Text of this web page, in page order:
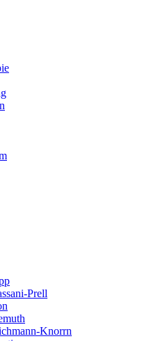
Prell
Knorrn